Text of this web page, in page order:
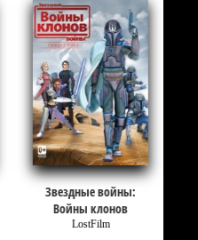
Звездные войны:
Войны клонов
LostFilm